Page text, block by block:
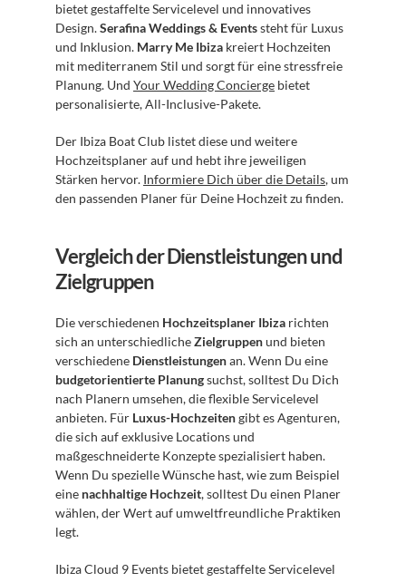
bietet gestaffelte Servicelevel und innovatives
Design. Serafina Weddings & Events steht für Luxus
und Inklusion. Marry Me Ibiza kreiert Hochzeiten
mit mediterranem Stil und sorgt für eine stressfreie
Planung. Und Your Wedding Concierge bietet
personalisierte, All-Inclusive-Pakete.
Der Ibiza Boat Club listet diese und weitere
Hochzeitsplaner auf und hebt ihre jeweiligen
Stärken hervor. Informiere Dich über die Details, um
den passenden Planer für Deine Hochzeit zu finden.
Vergleich der Dienstleistungen und
Zielgruppen
Die verschiedenen Hochzeitsplaner Ibiza richten
sich an unterschiedliche Zielgruppen und bieten
verschiedene Dienstleistungen
budgetorientierte Planung suchst, solltest Du Dich
nach Planern umsehen, die flexible Servicelevel
anbieten. Für Luxus-Hochzeiten gibt es Agenturen,
die sich auf exklusive Locations und
maßgeschneiderte Konzepte spezialisiert haben.
Wenn Du spezielle Wünsche hast, wie zum Beispiel
eine nachhaltige Hochzeit, solltest Du einen Planer
wählen, der Wert auf umweltfreundliche Praktiken
legt.
Ibiza Cloud 9 Events bietet gestaffelte Servicelevel